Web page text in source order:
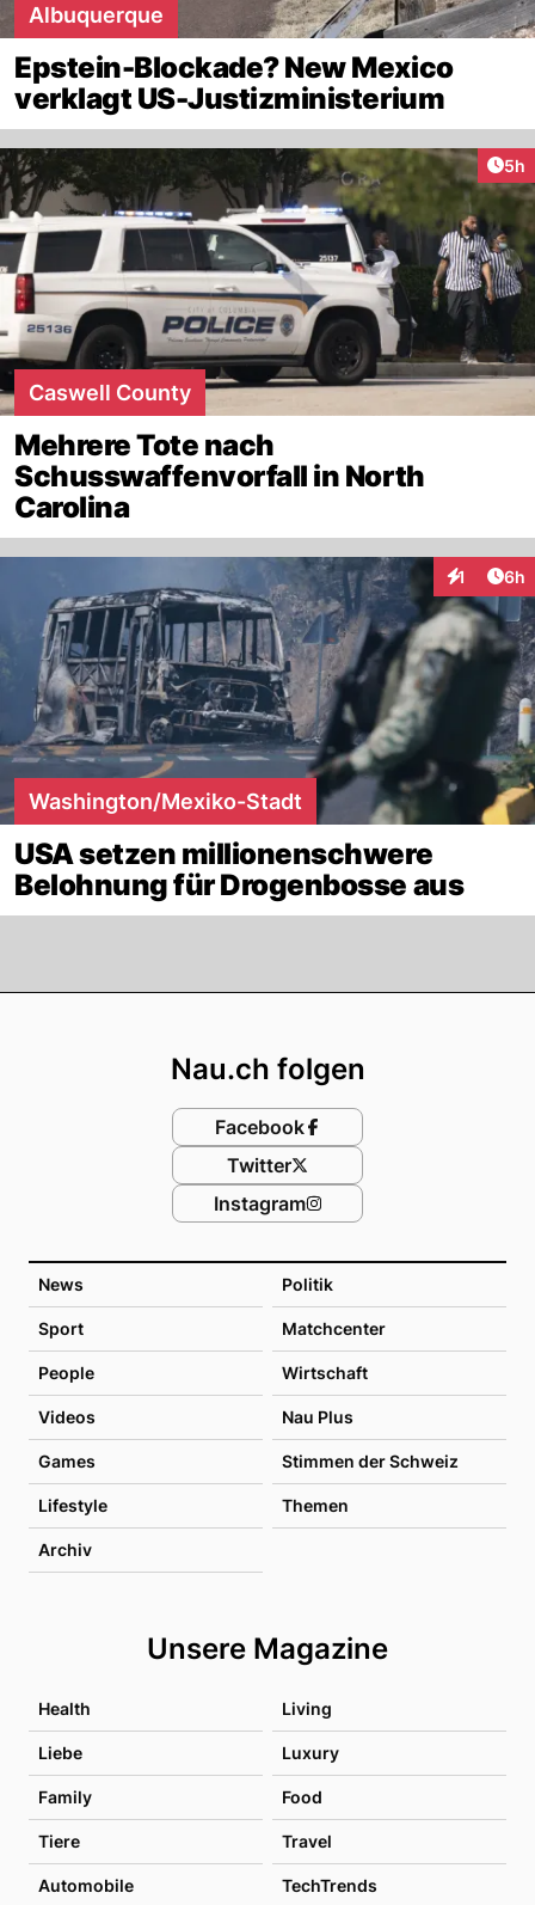
Albuquerque
Epstein-Blockade? New Mexico
verklagt US-Justizministerium
5h
Caswell County
Mehrere Tote nach
Schusswaffenvorfall in North
Carolina
1 6h
Washington/Mexiko-Stadt
USA setzen millionenschwere
Belohnung für Drogenbosse aus
News Politik
Sport Matchcenter
People Wirtschaft
Videos Nau Plus
Games Stimmen der Schweiz
Lifestyle Themen
Archiv
Unsere Magazine
Health Living
Liebe Luxury
Family Food
Tiere Travel
Automobile TechTrends
Nau.ch folgen
Facebook
Twitter
Instagram